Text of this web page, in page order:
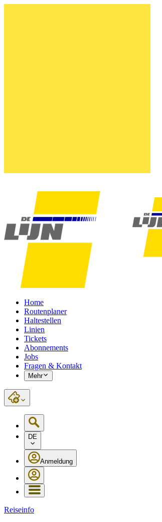
Home
Routenplaner
Haltestellen
Linien
Tickets
Abonnements
Jobs
Fragen & Kontakt
Mehr
DE
Anmeldung
Reiseinfo